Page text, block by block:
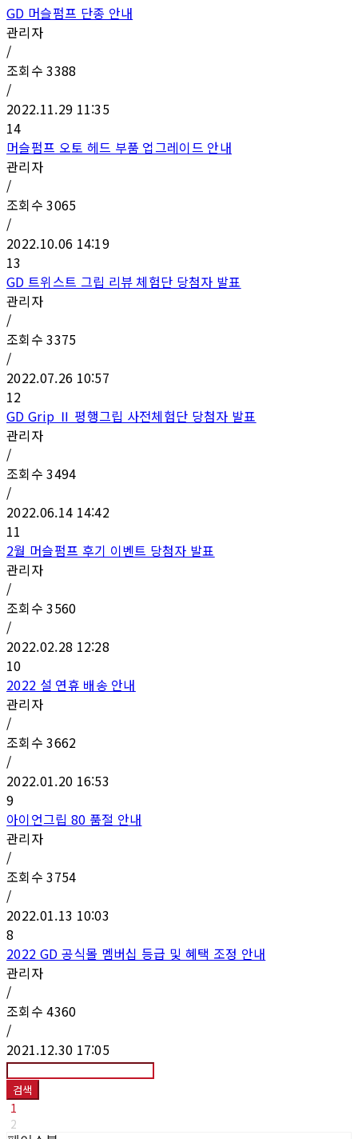
GD 머슬펌프 단종 안내
관리자
/
조회수3388
/
2022.11.29 11:35
14
머슬펌프 오토 헤드 부품 업그레이드 안내
관리자
/
조회수3065
/
2022.10.06 14:19
13
GD 트위스트 그립 리뷰 체험단 당첨자 발표
관리자
/
조회수3375
/
2022.07.26 10:57
12
GD Grip Ⅱ 평행그립 사전체험단 당첨자 발표
관리자
/
조회수3494
/
2022.06.14 14:42
11
2월 머슬펌프 후기 이벤트 당첨자 발표
관리자
/
조회수3560
/
2022.02.28 12:28
10
2022 설 연휴 배송 안내
관리자
/
조회수3662
/
2022.01.20 16:53
9
아이언그립 80 품절 안내
관리자
/
조회수3754
/
2022.01.13 10:03
8
2022 GD 공식몰 멤버십 등급 및 혜택 조정 안내
관리자
/
조회수4360
/
2021.12.30 17:05
검색
1
2